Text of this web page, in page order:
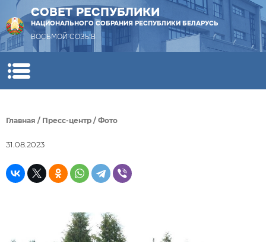
СОВЕТ РЕСПУБЛИКИ
НАЦИОНАЛЬНОГО СОБРАНИЯ РЕСПУБЛИКИ БЕЛАРУСЬ
ВОСЬМОЙ СОЗЫВ
Главная / Пресс-центр / Фото
31.08.2023